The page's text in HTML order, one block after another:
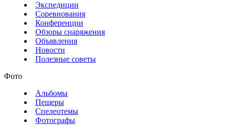
Экспедиции
Соревнования
Конференции
Обзоры снаряжения
Объявления
Новости
Полезные советы
Фото
Альбомы
Пещеры
Спелеотемы
Фотографы